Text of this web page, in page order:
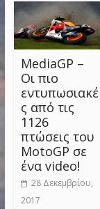
MediaGP –
Οι πιο
εντυπωσιακέ
ς από τις
1126
πτώσεις του
MotoGP σε
ένα video!
28 Δεκεμβρίου,
2017